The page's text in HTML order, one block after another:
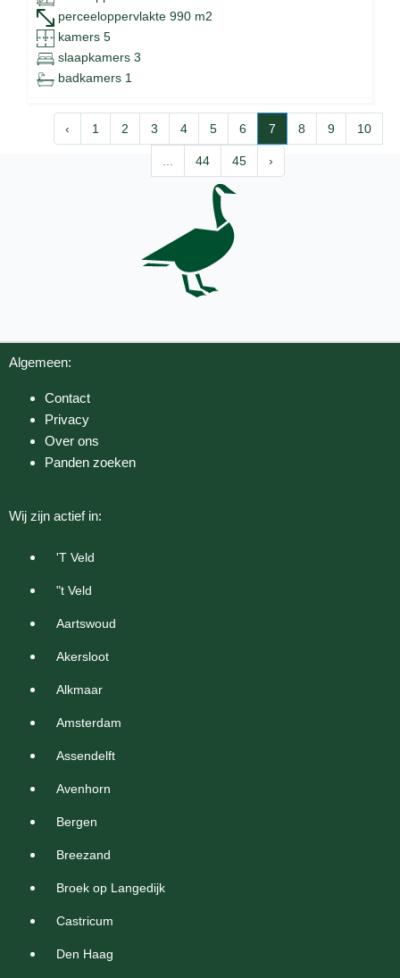
perceeloppervlakte 990 m2
kamers 5
slaapkamers 3
badkamers 1
‹ 1 2 3 4 5 6 7 8 9 10
... 44 45 ›
Algemeen:
Contact
Privacy
Over ons
Panden zoeken
Wij zijn actief in:
'T Veld
"t Veld
Aartswoud
Akersloot
Alkmaar
Amsterdam
Assendelft
Avenhorn
Bergen
Breezand
Broek op Langedijk
Castricum
Den Haag